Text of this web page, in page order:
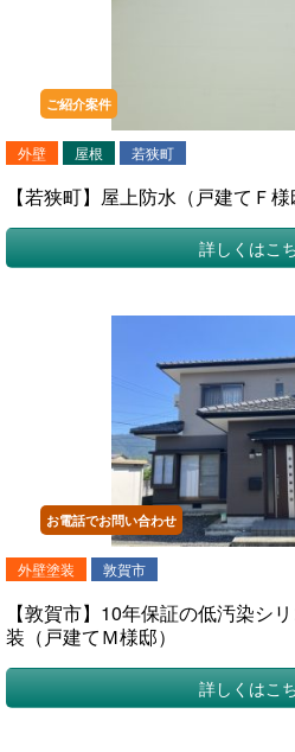
ご紹介案件
外壁 屋根 若狭町
【若狭町】屋上防水（戸建てＦ様
詳しくはこ
お電話でお問い合わせ
外壁塗装 敦賀市
【敦賀市】10年保証の低汚染シ
装（戸建てＭ様邸）
詳しくはこ